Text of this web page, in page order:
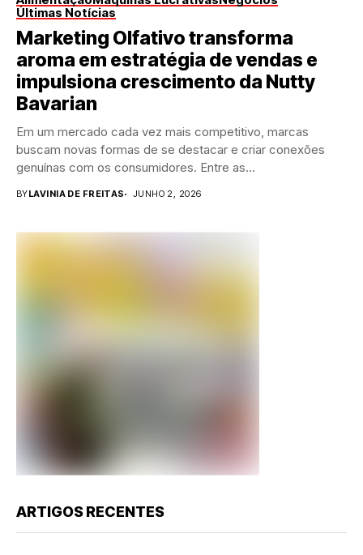
Últimas Notícias
Marketing Olfativo transforma
aroma em estratégia de vendas e
impulsiona crescimento da Nutty
Bavarian
Em um mercado cada vez mais competitivo, marcas
buscam novas formas de se destacar e criar conexões
genuínas com os consumidores. Entre as...
BYLAVINIA DE FREITAS JUNHO 2, 2026
ARTIGOS RECENTES